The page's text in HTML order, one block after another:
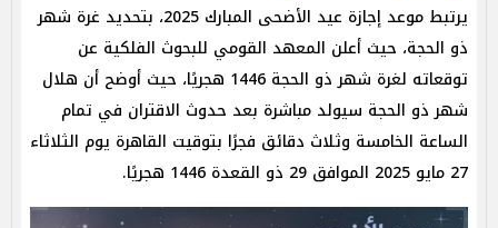
يرتبط موعد إجازة عيد الأضحى المبارك 2025، بتحديد غرة شهر
ذو الحجة، حيث أعلن المعهد القومي للبحوث الفلكية عن
توقعاته لغرة شهر ذو الحجة 1446 هجريًا، حيث أوضح أن هلال
شهر ذو الحجة سيولد مباشرة بعد حدوث الاقتران في تمام
الساعة الخامسة وثلاث دقائق فجرًا بتوقيت القاهرة يوم الثلاثاء
27 مايو 2025 الموافق 29 ذو القعدة 1446 هجريًا.